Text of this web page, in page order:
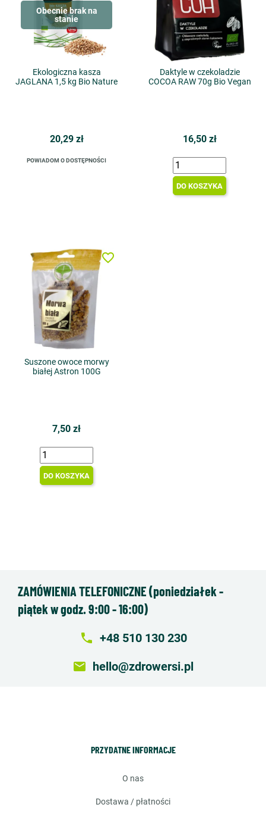
Obecnie brak na
stanie
Ekologiczna kasza
JAGLANA 1,5 kg Bio Nature
20,29 zł
POWIADOM O DOSTĘPNOŚCI
Daktyle w czekoladzie
COCOA RAW 70g Bio Vegan
16,50 zł
DO KOSZYKA
Suszone owoce morwy
białej Astron 100G
7,50 zł
DO KOSZYKA
favorite_border
ZAMÓWIENIA TELEFONICZNE (poniedziałek -
piątek w godz. 9:00 - 16:00)
local_phone +48 510 130 230
email hello@zdrowersi.pl
PRZYDATNE INFORMACJE
o nas
dostawa / płatności